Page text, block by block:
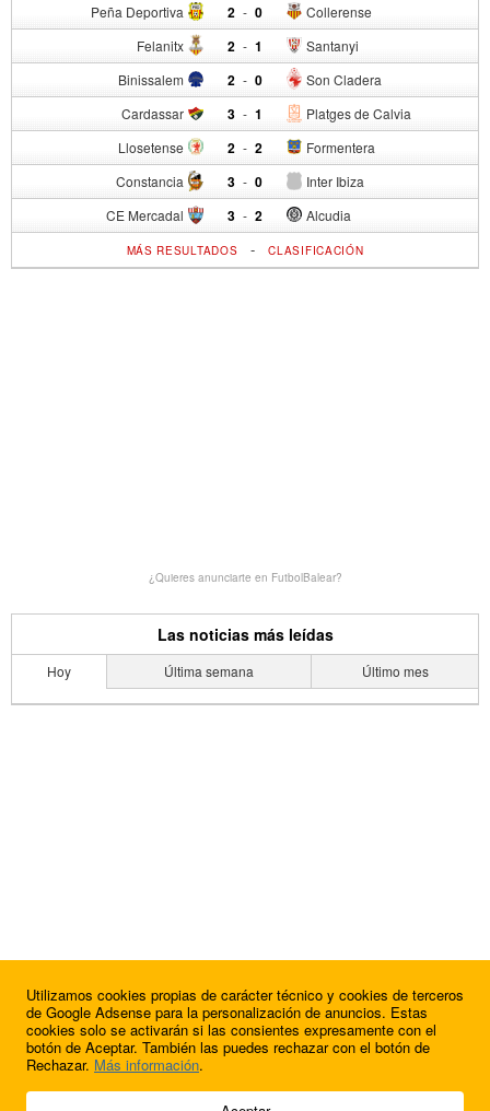
Peña Deportiva 2 - Collerense
0
Felanitx 2 - Santanyi
1
Binissalem 2 - Son Cladera
0
Cardassar 3 - Platges de Calvia
1
Llosetense 2 - Formentera
2
Constancia 3 - Inter Ibiza
0
CE Mercadal 3 - Alcudia
2
MÁS RESULTADOS -CLASIFICACIÓN
¿Quieres anunciarte en FutbolBalear?
Las noticias más leídas
Hoy Última semana Último mes
© 2009 - 2026 Soluciones Corporativas IP, SL.
Utilizamos cookies propias de carácter técnico y cookies de terceros
de Google Adsense para la personalización de anuncios. Estas
cookies solo se activarán si las consientes expresamente con el
botón de Aceptar. También las puedes rechazar con el botón de
Rechazar. Más información.